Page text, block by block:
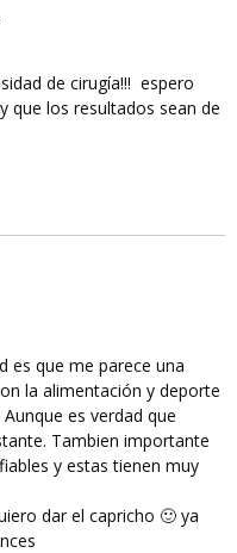
de cirugía!!! espero
que los resultados sean de
es que me parece una
la alimentación y deporte
es verdad que
Tambien importante
y estas tienen muy
dar el capricho 🙂 ya